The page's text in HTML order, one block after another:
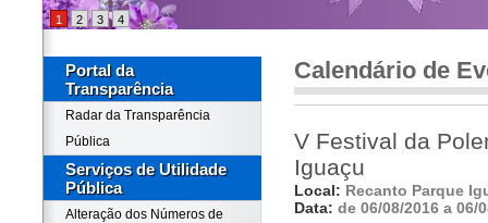
1 2 3 4
Portal da
Transparência
Radar da Transparência
Pública
Serviços de Utilidade
Pública
Alteração dos Números de
Calendário de
V Festival da
Iguaçu
Local: Recanto Parque
Data: de 06/08/2016 a 06/